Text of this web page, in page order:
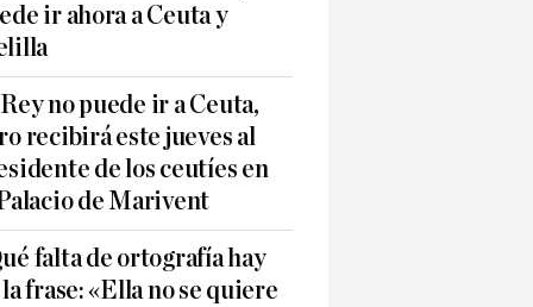
ir ahora a Ceuta y
no puede ir a Ceuta,
recibirá este jueves al
de los ceutíes en
de Marivent
falta de ortografía hay
frase: «Ella no se quiere